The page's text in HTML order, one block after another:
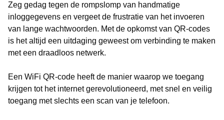
Zeg gedag tegen de rompslomp van handmatige
inloggegevens en vergeet de frustratie van het invoeren
van lange wachtwoorden. Met de opkomst van QR-codes
is het altijd een uitdaging geweest om verbinding te maken
met een draadloos netwerk.
Een WiFi QR-code heeft de manier waarop we toegang
krijgen tot het internet gerevolutioneerd, met snel en veilig
toegang met slechts een scan van je telefoon.